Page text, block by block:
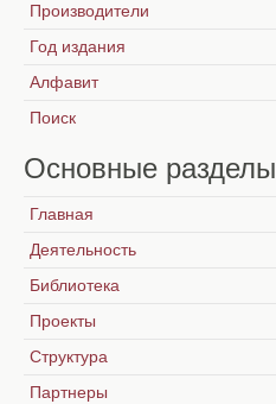
Производители
Год издания
Алфавит
Поиск
Основные разделы
Главная
Деятельность
Библиотека
Проекты
Структура
Партнеры